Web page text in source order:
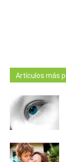
Artículos más